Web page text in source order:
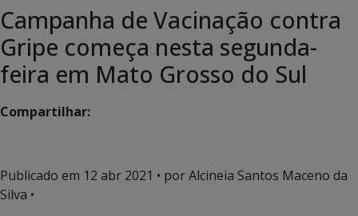
Campanha de Vacinação contra
Gripe começa nesta segunda-
feira em Mato Grosso do Sul
Compartilhar:
Publicado em 12 abr 2021 • por Alcineia Santos Maceno da
Silva •